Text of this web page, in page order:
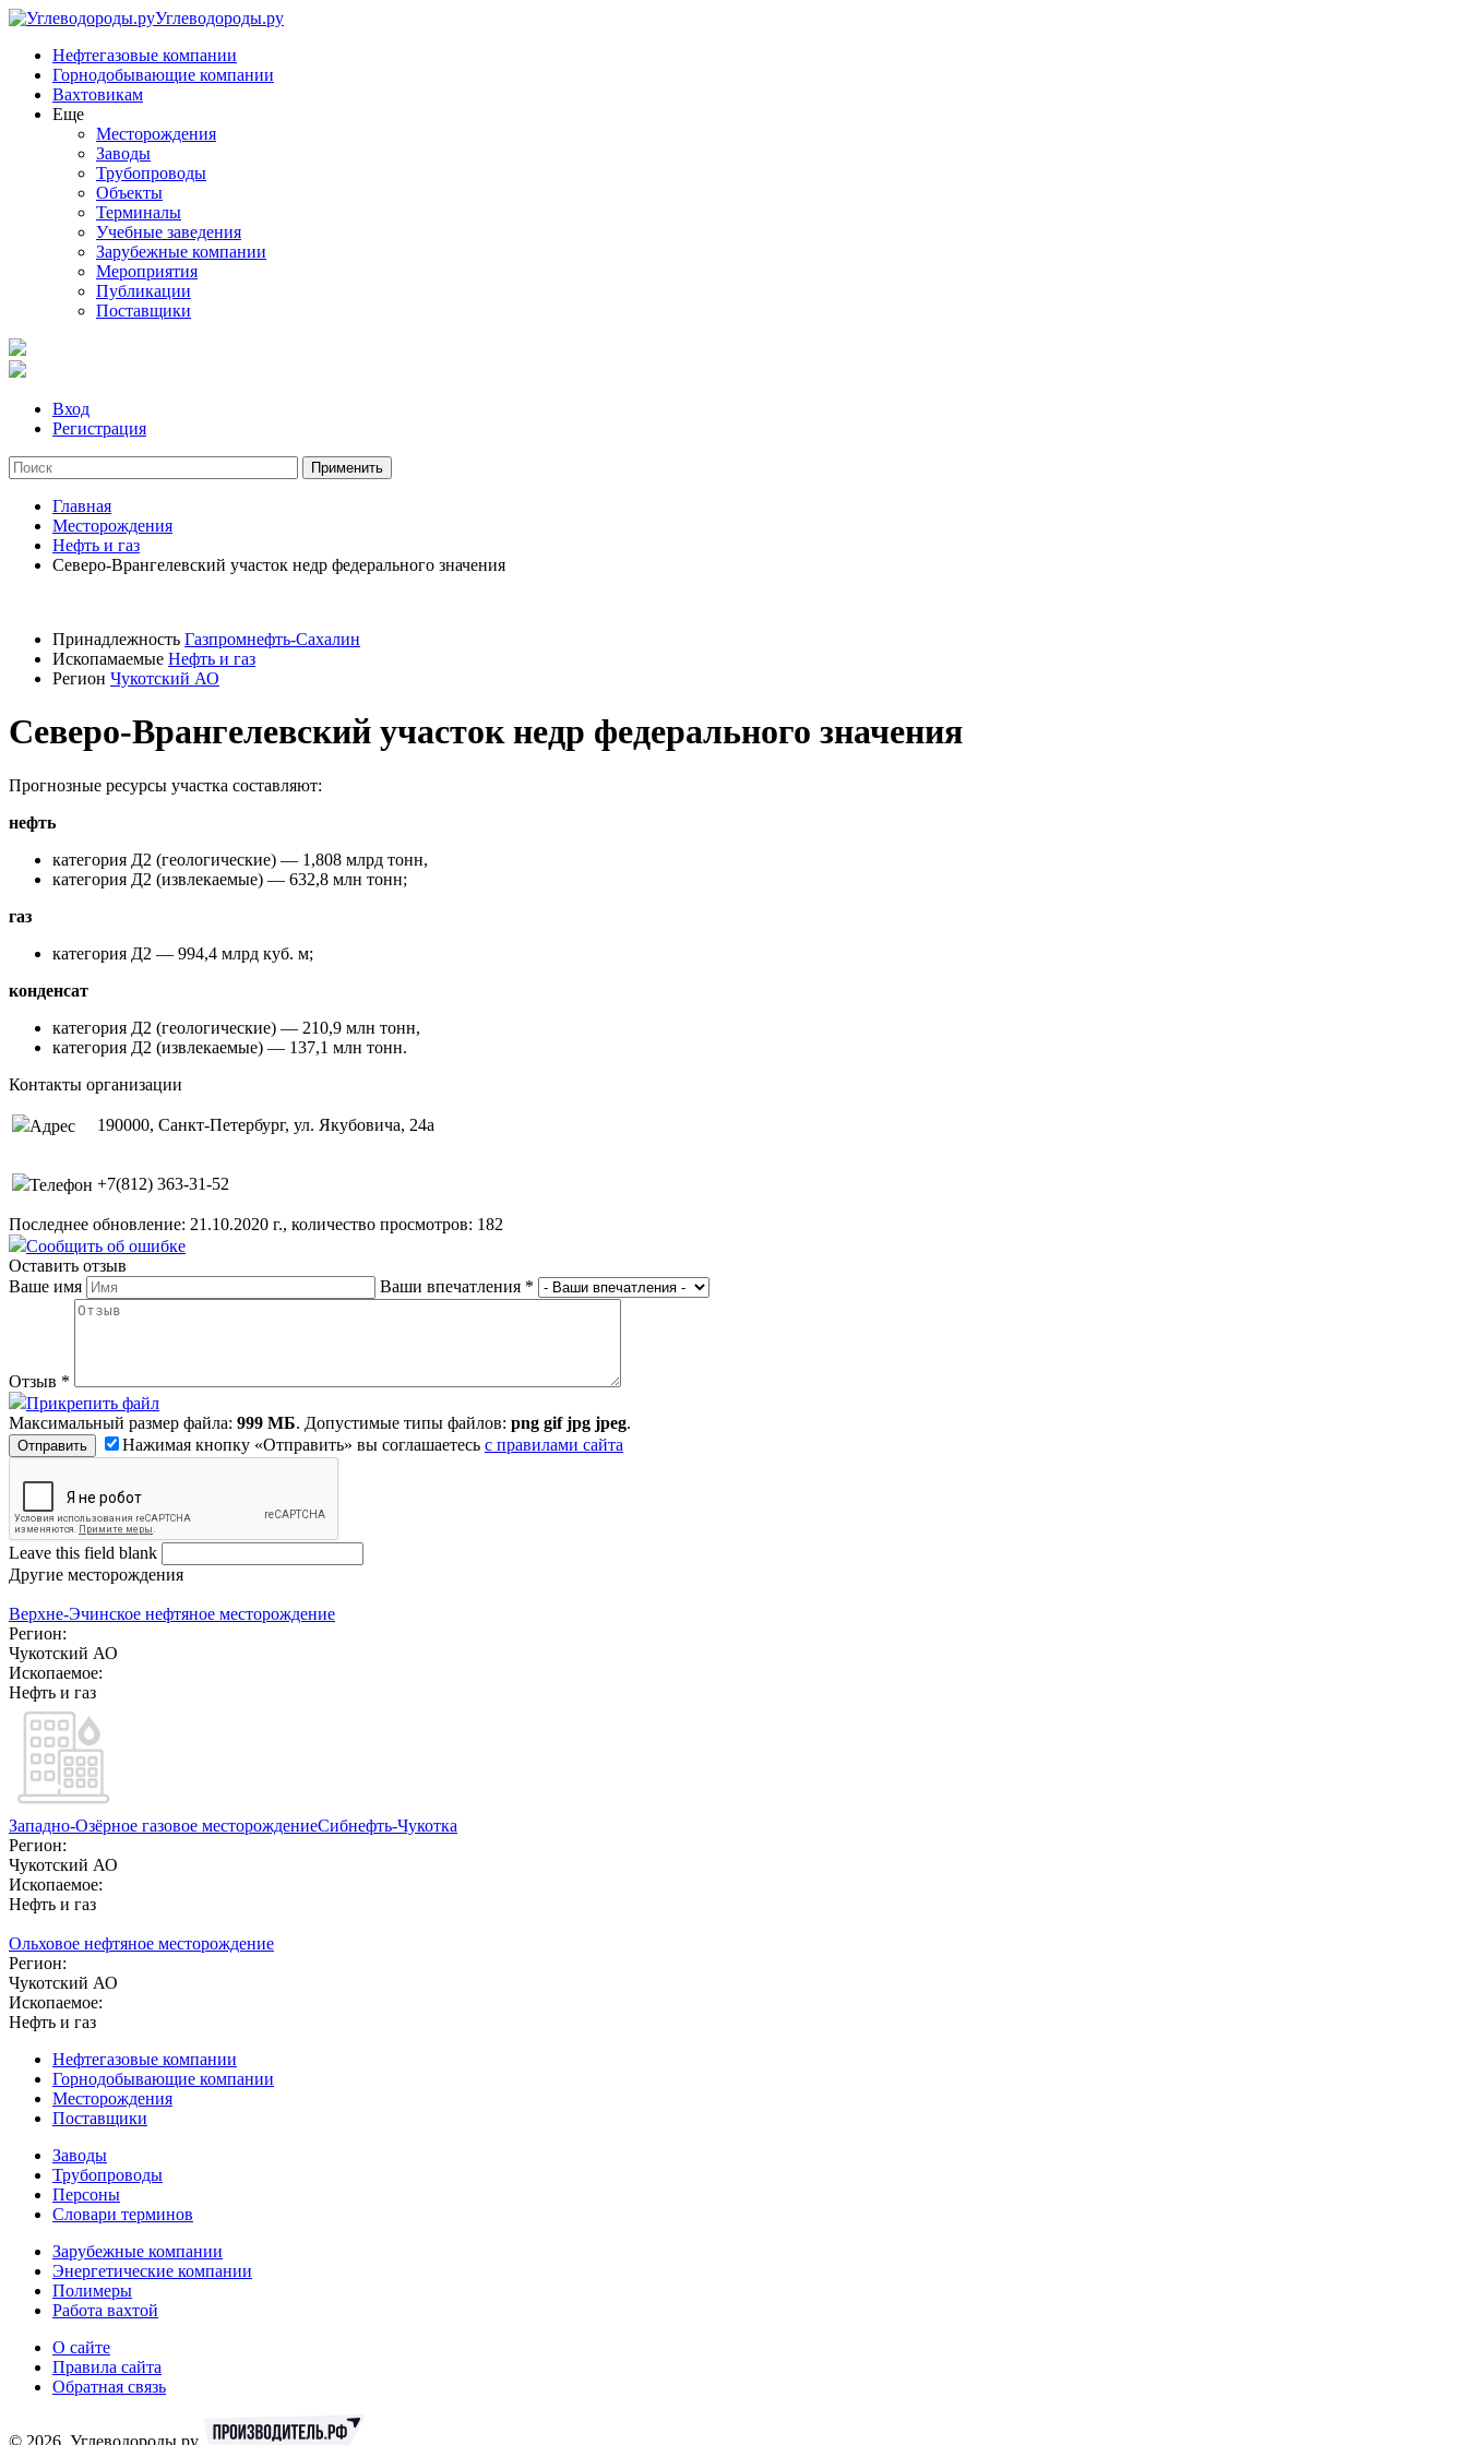
Углеводороды.ру
Нефтегазовые компании
Горнодобывающие компании
Вахтовикам
Еще
Месторождения
Заводы
Трубопроводы
Объекты
Терминалы
Учебные заведения
Зарубежные компании
Мероприятия
Публикации
Поставщики
Вход
Регистрация
Главная
Месторождения
Нефть и газ
Северо-Врангелевский участок недр федерального значения
Принадлежность Газпромнефть-Сахалин
Ископамаемые Нефть и газ
Регион Чукотский АО
Северо-Врангелевский участок недр федерального значения
Прогнозные ресурсы участка составляют:
нефть
категория Д2 (геологические) — 1,808 млрд тонн,
категория Д2 (извлекаемые) — 632,8 млн тонн;
газ
категория Д2 — 994,4 млрд куб. м;
конденсат
категория Д2 (геологические) — 210,9 млн тонн,
категория Д2 (извлекаемые) — 137,1 млн тонн.
Контакты организации
Адрес 190000, Санкт-Петербург, ул. Якубовича, 24а
Телефон +7(812) 363-31-52
Последнее обновление: 21.10.2020 г., количество просмотров: 182
Сообщить об ошибке
Оставить отзыв
Ваше имя
Ваши впечатления *
Отзыв *
Прикрепить файл
Максимальный размер файла: 999 МБ. Допустимые типы файлов: png gif jpg jpeg.
Нажимая кнопку «Отправить» вы соглашаетесь с правилами сайта
Leave this field blank
Другие месторождения
Верхне-Эчинское нефтяное месторождение
Регион:
Чукотский АО
Ископаемое:
Нефть и газ
Западно-Озёрное газовое месторождениеСибнефть-Чукотка
Регион:
Чукотский АО
Ископаемое:
Нефть и газ
Ольховое нефтяное месторождение
Регион:
Чукотский АО
Ископаемое:
Нефть и газ
Нефтегазовые компании
Горнодобывающие компании
Месторождения
Поставщики
Заводы
Трубопроводы
Персоны
Словари терминов
Зарубежные компании
Энергетические компании
Полимеры
Работа вахтой
О сайте
Правила сайта
Обратная связь
© 2026, Углеводороды.ру